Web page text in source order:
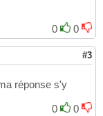
0
0
#3
réponse s'y
0
0